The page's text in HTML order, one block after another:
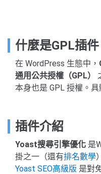
什麼是GPL插件
在 WordPress 生態中，
通用公共授權（GPL）
本身也是 GPL 授權。具
插件介紹
Yoast搜尋引擎優化 是
掛之一（還有排名數學
Yoast SEO高級版 是對